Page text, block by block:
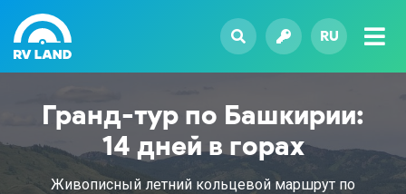
RU
Гранд-тур по Башкирии:
14 дней в горах
Живописный летний кольцевой маршрут по